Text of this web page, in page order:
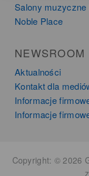
Salony muzyczne
Noble Place
NEWSROOM
Aktualności
Kontakt dla
Informacje
Informacje
Copyright: © 2026